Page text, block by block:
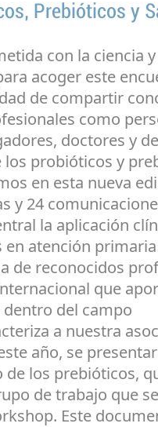
Prebióticos y
con la ciencia
acoger este
de compartir
como
doctores y
probióticos y
en esta nueva
y 24
la aplicación
atención
de reconocidos
que
del campo
a nuestra
año, se
los prebióticos,
de trabajo que
Este